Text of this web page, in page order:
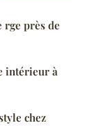
près de
intérieur à
chez